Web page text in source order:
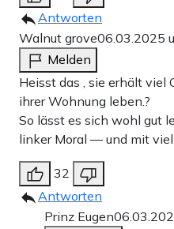
Antworten
Walnut grove06.03.2025
Melden
Heisst das , sie erhält viel
ihrer Wohnung leben.?
So lässt es sich wohl gut
linker Moral — und mit viel
32
Antworten
Prinz Eugen